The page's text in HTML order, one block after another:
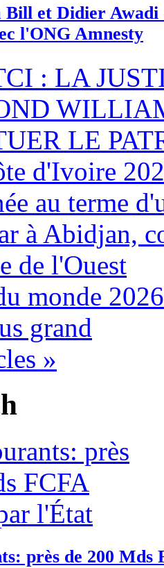
Bill et Didier
l'ONG Amnesty
: LA
LE
d'Ivoire
au terme
à Abidjan,
de l'Ouest
monde
grand
»
près de 200 Mds